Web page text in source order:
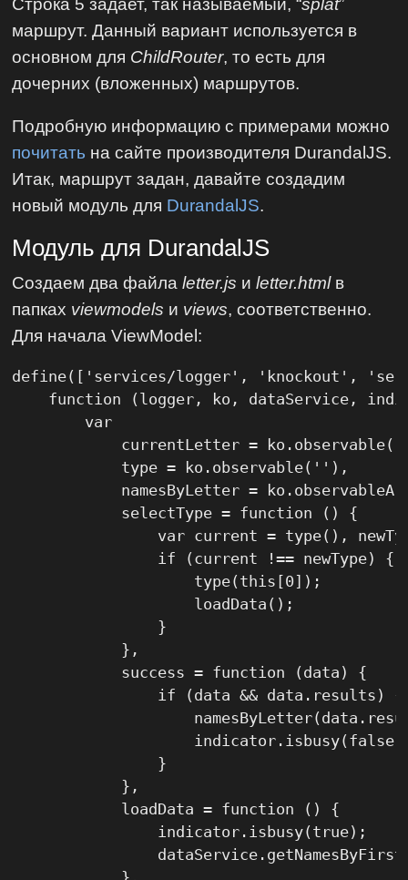
маршрут. Данный вариант используется в
основном для ChildRouter, то есть для
дочерних (вложенных) маршрутов.
Подробную информацию с примерами можно
почитать на сайте производителя DurandalJS.
Итак, маршрут задан, давайте создадим
новый модуль для DurandalJS.
Модуль для DurandalJS
Создаем два файлаletter.js иletter.htmlв
папках viewmodels и views, соответственно.
Для начала ViewModel:
define(['services/logger', 'knockout',
function (logger, ko, dataService,
        var
currentLetter =
            type = ko.observable(''),
namesByLetter =
            selectType = function () {
var current = type(),
                if (current !== newType) {
                    type(this[0]);
                    loadData();
                }
            },
            success = function (data) {
                if (data && data.results) {
                }
            },
            loadData = function () {
                indicator.isbusy(true);